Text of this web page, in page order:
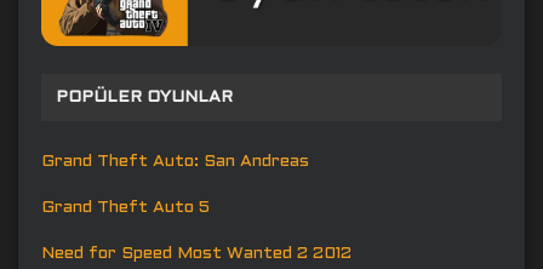
POPÜLER OYUNLAR
Grand Theft Auto: San Andreas
Grand Theft Auto 5
Need for Speed Most Wanted 2 2012